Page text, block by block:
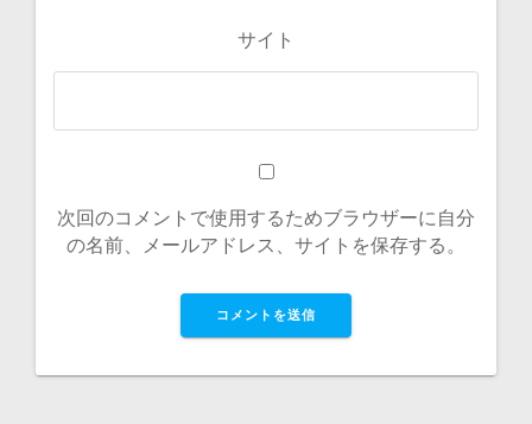
サイト
次回のコメントで使用するためブラウザーに自分
の名前、メールアドレス、サイトを保存する。